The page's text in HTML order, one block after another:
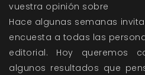
vuestra opinión sobre
Hace algunas semanas
encuesta a todas las
editorial. Hoy queremos
algunos resultados que